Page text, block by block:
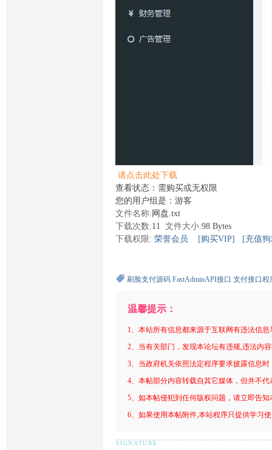
请点击此处下载
查看状态：需购买或无权限
您的用户组是：游客
文件名称: 网盘.txt
下载次数:11 文件大小:98 Bytes
下载权限: 荣誉会员 [购买VIP] [充值
刷脸支付源码 FastAdminAPI接口 支付接口程
温馨提示：
1、本站所有信息都来源于互联网有违法信
2、当有关部门，发现本论坛有违规,违法内
3、当政府机关依照法定程序要求披露信息
4、本帖部分内容转载自其它媒体，但并不
5、如本帖侵犯到任何版权问题，请立即告
6、如果使用本帖附件,本站程序只提供学习